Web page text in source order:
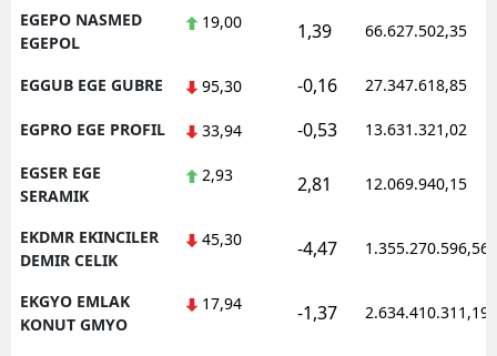
EGEPO NASMED
EGEPOL
19,00 1,39 66.627.502,35
EGGUB EGE GUBRE 95,30 -0,16 27.347.618,85
EGPRO EGE PROFIL 33,94 -0,53 13.631.321,02
EGSER EGE
SERAMIK
2,93 2,81 12.069.940,15
EKDMR EKINCILER
DEMIR CELIK
45,30 -4,47 1.355.270.596,56
EKGYO EMLAK
KONUT GMYO
17,94 -1,37 2.634.410.311,19